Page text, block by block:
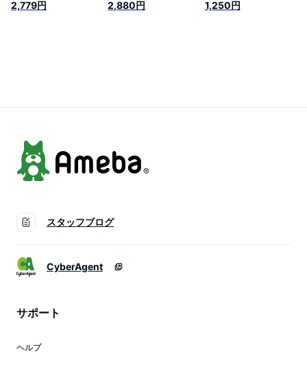
冷房対策 春夏シンプ
2,779円
織り アウター vネッ
2,880円
ガン レディース 夏
1,250円
スタッフブログ
CyberAgent
サポート
ヘルプ